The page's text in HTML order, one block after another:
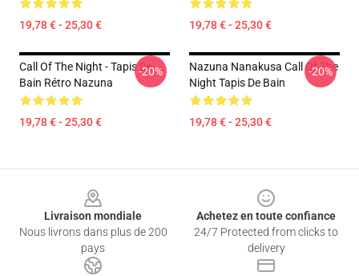
19,78 € - 25,30 € 19,78 € - 25,30 €
Call Of The Night - Tapis De
Bain Rétro Nazuna
19,78 € - 25,30 €
-20%
Nazuna Nanakusa Call Of The
Night Tapis De Bain
19,78 € - 25,30 €
-20%
Livraison mondiale
Nous livrons dans plus de 200
pays
Achetez en toute confiance
24/7 Protected from clicks to
delivery